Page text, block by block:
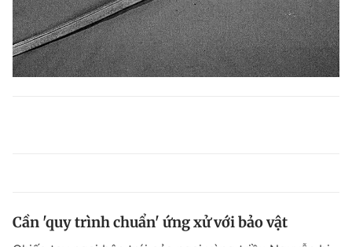
Cần 'quy trình chuẩn' ứng xử với bảo vật